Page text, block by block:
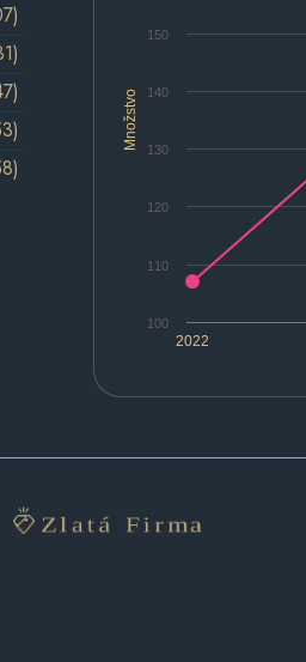
Množstvo
2022
100
110
120
130
140
150